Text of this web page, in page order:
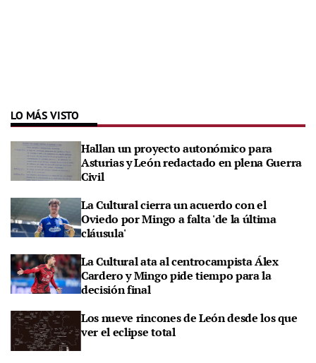
LO MÁS VISTO
Hallan un proyecto autonómico para
Asturias y León redactado en plena Guerra
Civil
La Cultural cierra un acuerdo con el
Oviedo por Mingo a falta 'de la última
cláusula'
La Cultural ata al centrocampista Álex
Cardero y Mingo pide tiempo para la
decisión final
Los nueve rincones de León desde los que
ver el eclipse total